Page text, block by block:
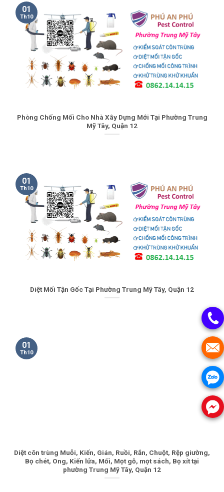
Phòng Chống Mối Cho Nhà Xây Dựng Mới Tại Phường Trung
Mỹ Tây, Quận 12
01
Th10
Diệt Mối Tận Gốc Tại Phường Trung Mỹ Tây, Quận 12
01
Th10
Diệt côn trùng Muỗi, Kiến, Gián, Ruồi, Rắn, Chuột, Rệp giường,
Bọ chét, Ong, Kiến lửa, Mối, Mọt gỗ, mọt sách, Bọ xít tại
phường Trung Mỹ Tây, Quận 12
01
Th10